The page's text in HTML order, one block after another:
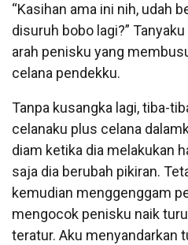
“Kasihan ama ini nih, udah
disuruh bobo lagi?”
arah penisku yang
celana pendekku.
Tanpa kusangka lagi, tiba-
celanaku plus celana
diam ketika dia melakukan
saja dia berubah pikiran.
kemudian menggenggam
mengocok penisku naik
teratur. Aku menyandarkan